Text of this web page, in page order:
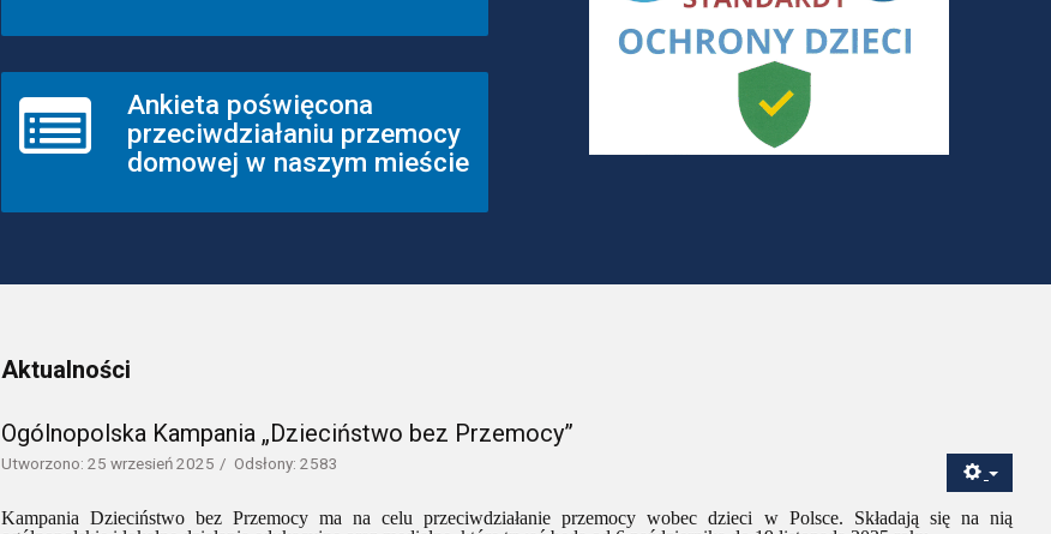
Ankieta poświęcona
przeciwdziałaniu przemocy
domowej w naszym mieście
Aktualności
Ogólnopolska Kampania „Dzieciństwo bez Przemocy”
Utworzono: 25 wrzesień 2025 Odsłony: 2583
Kampania Dzieciństwo bez Przemocy ma na celu przeciwdziałanie przemocy wobec dzieci w Polsce. Składają się na nią